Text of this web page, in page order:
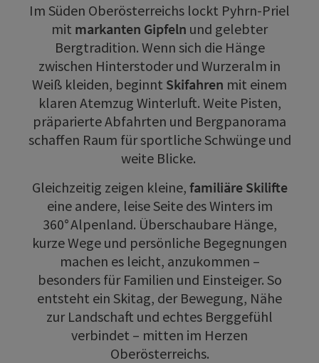
Im Süden Oberösterreichs lockt Pyhrn-Priel
mit markanten Gipfeln und gelebter
Bergtradition. Wenn sich die Hänge
zwischen Hinterstoder und Wurzeralm in
Weiß kleiden, beginnt Skifahren mit einem
klaren Atemzug Winterluft. Weite Pisten,
präparierte Abfahrten und Bergpanorama
schaffen Raum für sportliche Schwünge und
weite Blicke.
Gleichzeitig zeigen kleine, familiäre Skilifte
eine andere, leise Seite des Winters im
360° Alpenland. Überschaubare Hänge,
kurze Wege und persönliche Begegnungen
machen es leicht, anzukommen –
besonders für Familien und Einsteiger. So
entsteht ein Skitag, der Bewegung, Nähe
zur Landschaft und echtes Berggefühl
verbindet – mitten im Herzen
Oberösterreichs.